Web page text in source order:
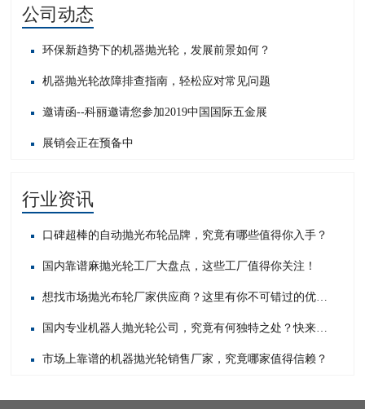
公司动态
环保新趋势下的机器抛光轮，发展前景如何？
机器抛光轮故障排查指南，轻松应对常见问题​
邀请函--科丽邀请您参加2019中国国际五金展
展销会正在预备中
行业资讯
口碑超棒的自动抛光布轮品牌，究竟有哪些值得你入手？
国内靠谱麻抛光轮工厂大盘点，这些工厂值得你关注！
市场上靠谱的机器抛光轮销售厂家，究竟哪家值得信赖？